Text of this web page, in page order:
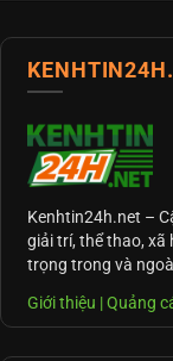
Kenhtin24h.net –
giải trí, thể thao, xã
trọng trong và
Giới thiệu |Quảng